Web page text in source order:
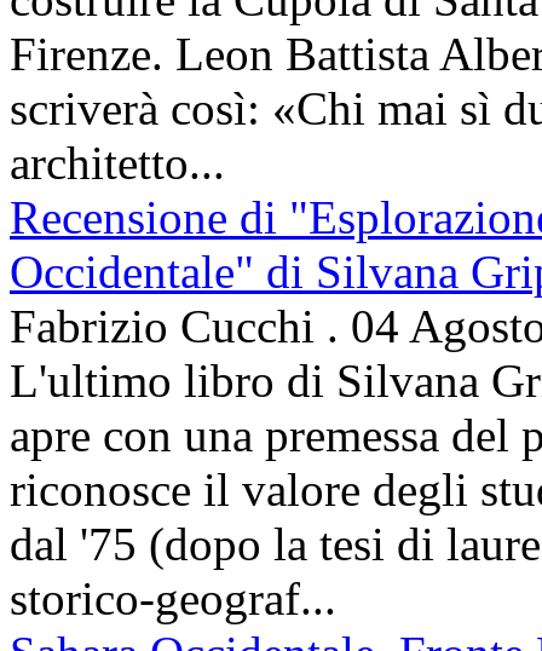
Firenze. Leon Battista
scriverà così: «Chi mai sì
architetto...
Recensione di
Occidentale" di Silvana
Fabrizio Cucchi . 04
L'ultimo libro di Silvana
apre con una premessa
riconosce il valore degli
dal '75 (dopo la tesi di
storico-geograf...